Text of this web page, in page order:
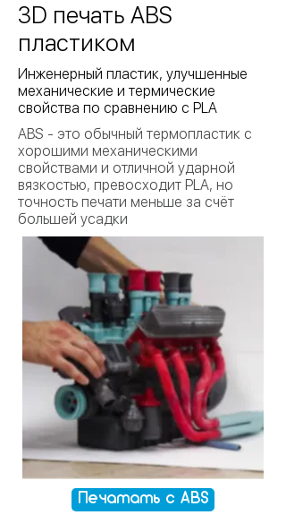
3D печать ABS
пластиком
Инженерный пластик, улучшенные
механические и термические
свойства по сравнению с PLA
ABS - это обычный термопластик с
хорошими механическими
свойствами и отличной ударной
вязкостью, превосходит PLA, но
точность печати меньше за счёт
большей усадки
Печатать с ABS